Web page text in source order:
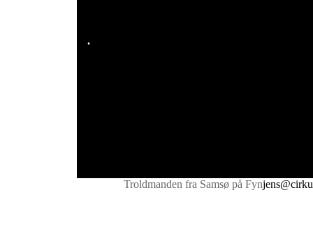
.
Troldmanden fra Samsø på Fyn